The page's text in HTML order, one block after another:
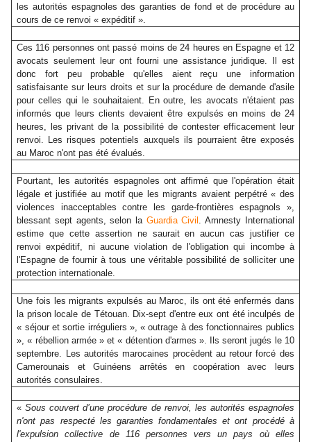
les autorités espagnoles des garanties de fond et de procédure au
cours de ce renvoi « expéditif ».
Ces 116 personnes ont passé moins de 24 heures en Espagne et 12
avocats seulement leur ont fourni une assistance juridique. Il est
donc fort peu probable qu'elles aient reçu une information
satisfaisante sur leurs droits et sur la procédure de demande d'asile
pour celles qui le souhaitaient. En outre, les avocats n'étaient pas
informés que leurs clients devaient être expulsés en moins de 24
heures, les privant de la possibilité de contester efficacement leur
renvoi. Les risques potentiels auxquels ils pourraient être exposés
au Maroc n'ont pas été évalués.
Pourtant, les autorités espagnoles ont affirmé que l'opération était
légale et justifiée au motif que les migrants avaient perpétré « des
violences inacceptables contre les garde-frontières espagnols »,
blessant sept agents, selon la Guardia Civil . Amnesty International
estime que cette assertion ne saurait en aucun cas justifier ce
renvoi expéditif, ni aucune violation de l'obligation qui incombe à
l'Espagne de fournir à tous une véritable possibilité de solliciter une
protection internationale.
Une fois les migrants expulsés au Maroc, ils ont été enfermés dans
la prison locale de Tétouan. Dix-sept d'entre eux ont été inculpés de
« séjour et sortie irréguliers », « outrage à des fonctionnaires publics
», « rébellion armée » et « détention d'armes ». Ils seront jugés le 10
septembre. Les autorités marocaines procèdent au retour forcé des
Camerounais et Guinéens arrêtés en coopération avec leurs
autorités consulaires.
«Sous couvert d’une procédure de renvoi, les autorités espagnoles
n'ont pas respecté les garanties fondamentales et ont procédé à
l'expulsion collective de 116 personnes vers un pays où elles